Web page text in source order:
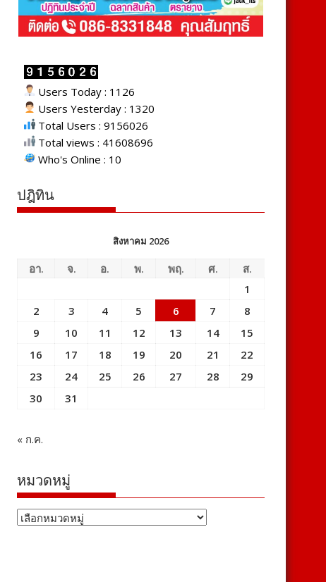
Users Today : 1126
Users Yesterday : 1320
Total Users : 9156026
Total views : 41608696
Who's Online : 10
ปฎิทิน
สิงหาคม 2026
อา. จ. อ. พ. พฤ. ศ.
ส.
1
2
3 4 5 6 7
8
9
10 11 12 13 14
15
16
17 18 19 20 21
22
23
24 25 26 27 28
29
30
31
« ก.ค.
หมวดหมู่
หมวด